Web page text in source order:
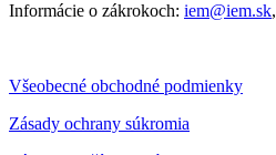
Informácie o zákrokoch: iem@iem.sk,
Všeobecné obchodné podmienky
Zásady ochrany súkromia